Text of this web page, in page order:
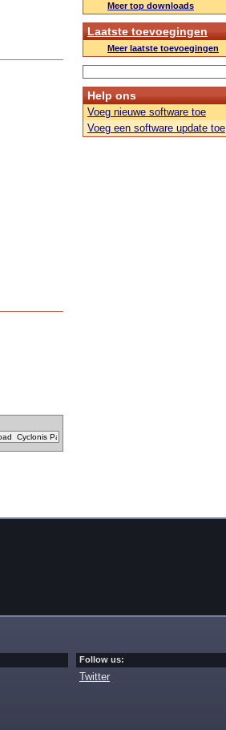
Meer top downloads
Laatste toevoegingen
Meer laatste toevoegingen
Help ons
Voeg nieuwe software toe
Voeg een software update toe
Follow us:
Twitter